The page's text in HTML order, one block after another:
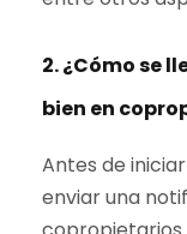
2. ¿Cómo se
bien en
Antes de
enviar una